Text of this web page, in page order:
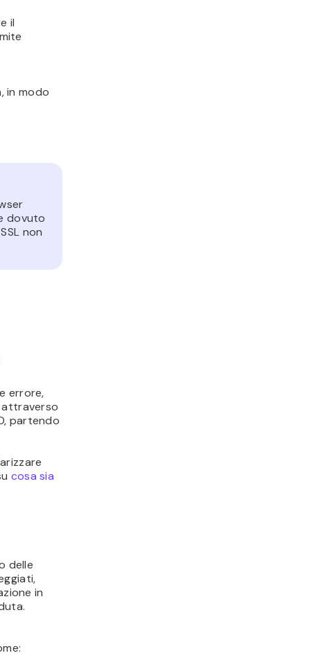
il
in modo
dovuto
non
errore,
attraverso
partendo
cosa sia
delle
in